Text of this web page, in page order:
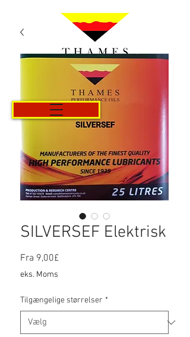
Kurv
SILVERSEF Elektrisk
Fra 9,00£
eks. Moms
Tilgængelige størrelser *